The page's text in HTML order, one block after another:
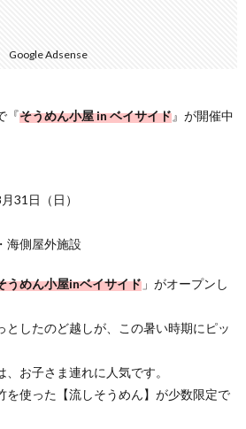
Google Adsense
『そうめん小屋 in ベイサイド』が開催中
31日（日）
海側屋外施設
うめん小屋inベイサイド 」がオープンし
としたのど越しが、この暑い時期にピッ
お子さま連れに人気です。
を使った【流しそうめん】が少数限定で